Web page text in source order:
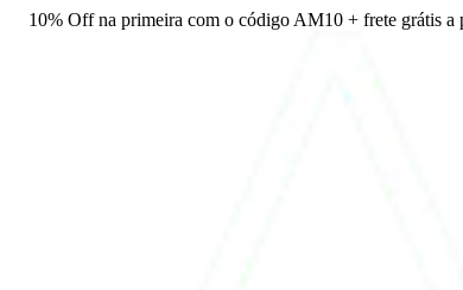
10% Off na primeira com o código AM10 + frete grátis a